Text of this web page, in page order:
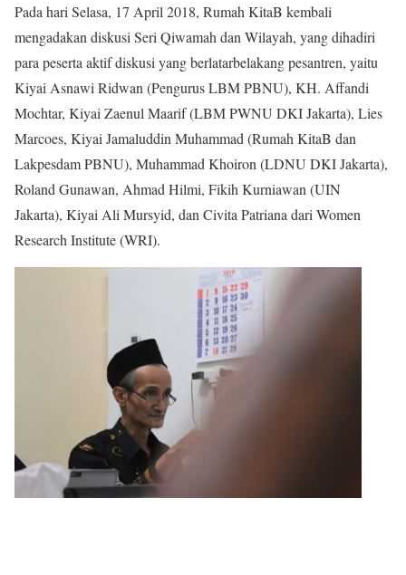
Pada hari Selasa, 17 April 2018, Rumah KitaB kembali
mengadakan diskusi Seri Qiwamah dan Wilayah, yang dihadiri
para peserta aktif diskusi yang berlatarbelakang pesantren, yaitu
Kiyai Asnawi Ridwan (Pengurus LBM PBNU), KH. Affandi
Mochtar, Kiyai Zaenul Maarif (LBM PWNU DKI Jakarta), Lies
Marcoes, Kiyai Jamaluddin Muhammad (Rumah KitaB dan
Lakpesdam PBNU), Muhammad Khoiron (LDNU DKI Jakarta),
Roland Gunawan, Ahmad Hilmi, Fikih Kurniawan (UIN
Jakarta), Kiyai Ali Mursyid, dan Civita Patriana dari Women
Research Institute (WRI).